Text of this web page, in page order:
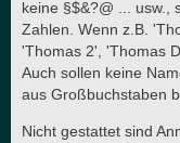
keine §$&?@ ... usw.,
Zahlen. Wenn z.B.
'Thomas 2', 'Thomas
Auch sollen keine
aus Großbuchstaben
Nicht gestattet sind